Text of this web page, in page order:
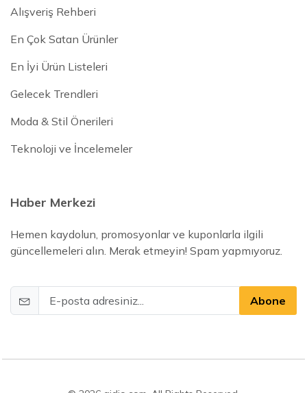
Alışveriş Rehberi
En Çok Satan Ürünler
En İyi Ürün Listeleri
Gelecek Trendleri
Moda & Stil Önerileri
Teknoloji ve İncelemeler
Haber Merkezi
Hemen kaydolun, promosyonlar ve kuponlarla ilgili
güncellemeleri alın. Merak etmeyin! Spam yapmıyoruz.
Abone